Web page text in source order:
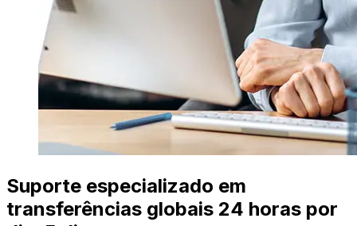
Suporte especializado em
transferências globais 24 horas por